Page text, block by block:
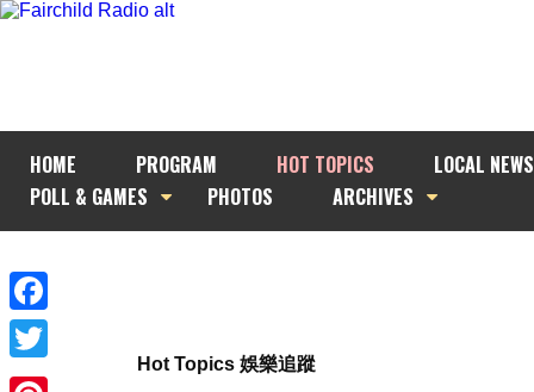
HOME PROGRAM HOT TOPICS
LOCAL NEWS
POLL & GAMES
PHOTOS ARCHIVES
Facebook
Twitter
Hot Topics 娛樂追蹤